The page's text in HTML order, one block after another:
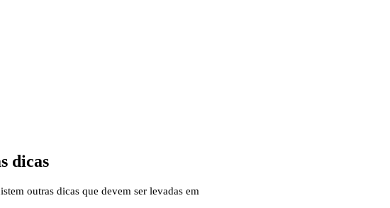
dicas
outras dicas que devem ser levadas em